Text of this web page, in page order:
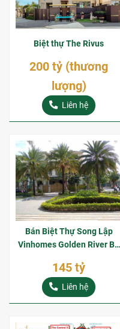
Biệt thự The Rivus
200 tỷ (thương
lượng)
Liên hệ
Bán Biệt Thự Song Lập
Vinhomes Golden River Ba
145 tỷ
Liên hệ